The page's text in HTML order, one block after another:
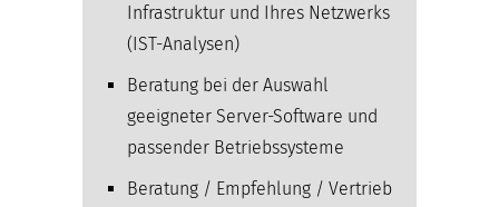
Infrastruktur und Ihres Netzwerks
(IST-Analysen)
Beratung bei der Auswahl
geeigneter Server-Software und
passender Betriebssysteme
Beratung / Empfehlung / Vertrieb